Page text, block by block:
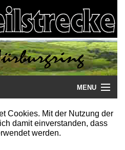
MENU
Cookies. Mit der Nutzung der
damit einverstanden, dass
werden.